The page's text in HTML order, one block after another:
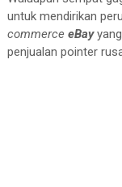
untuk mendirikan
commerce eBayyang
penjualan pointer